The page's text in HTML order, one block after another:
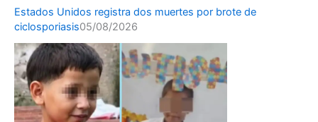
Estados Unidos registra dos muertes por brote de
ciclosporiasis05/08/2026